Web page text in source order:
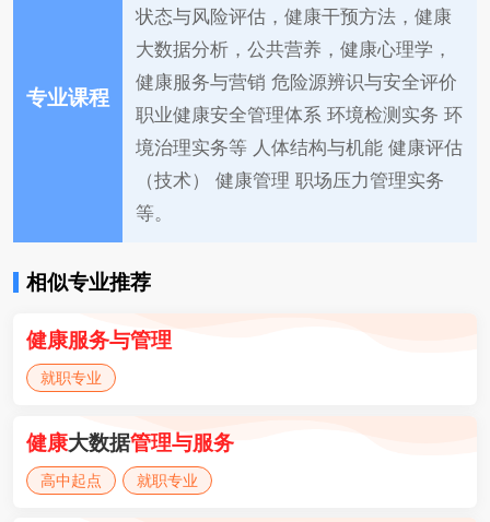
专业课程
状态与风险评估，健康干预方法，健康
大数据分析，公共营养，健康心理学，
健康服务与营销 危险源辨识与安全评价
职业健康安全管理体系 环境检测实务 环
境治理实务等 人体结构与机能 健康评估
（技术） 健康管理 职场压力管理实务
等。
相似专业推荐
健康服务与管理
就职专业
健康大数据管理与服务
高中起点 就职专业